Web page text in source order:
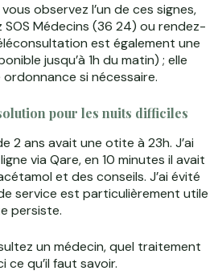
vous observez l’un de ces signes,
SOS Médecins (36 24) ou rendez-
est également une
jusqu’à 1h du matin) ; elle
si nécessaire.
pour les nuits difficiles
2 ans avait une otite à 23h. J’ai
via Qare, en 10 minutes il avait
et des conseils. J’ai évité
service est particulièrement utile
persiste.
un médecin, quel traitement
ce qu’il faut savoir.